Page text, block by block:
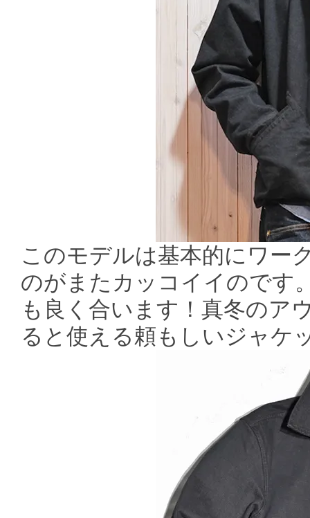
このモデルは基本的にワー
のがまたカッコイイのです
も良く合います！真冬のア
ると使える頼もしいジャケ